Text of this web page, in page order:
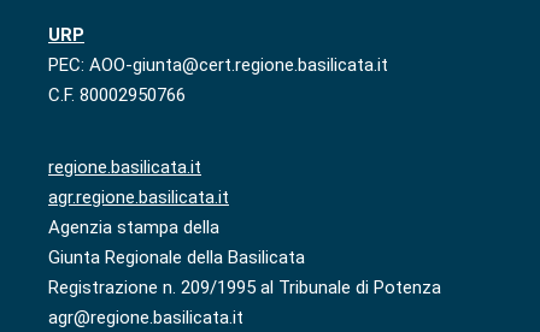
URP
PEC: AOO-giunta@cert.regione.basilicata.it
C.F. 80002950766
regione.basilicata.it
agr.regione.basilicata.it
Agenzia stampa della
Giunta Regionale della Basilicata
Registrazione n. 209/1995 al Tribunale di Potenza
agr@regione.basilicata.it